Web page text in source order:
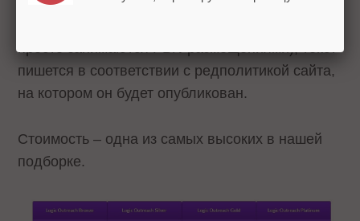
просто занимаются PBN-размещениями), текст
пишется в соответствии с редполитикой сайта,
на котором он будет опубликован.
Стоимость – одна из самых высоких в нашей
подборке.